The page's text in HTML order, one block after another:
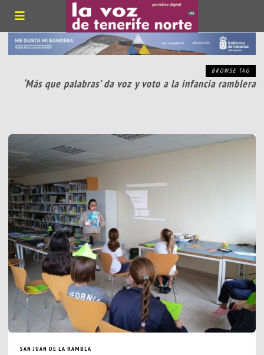
BROWSE TAG
‘Más que palabras’ da voz y voto a la infancia ramblera
SAN JUAN DE LA RAMBLA